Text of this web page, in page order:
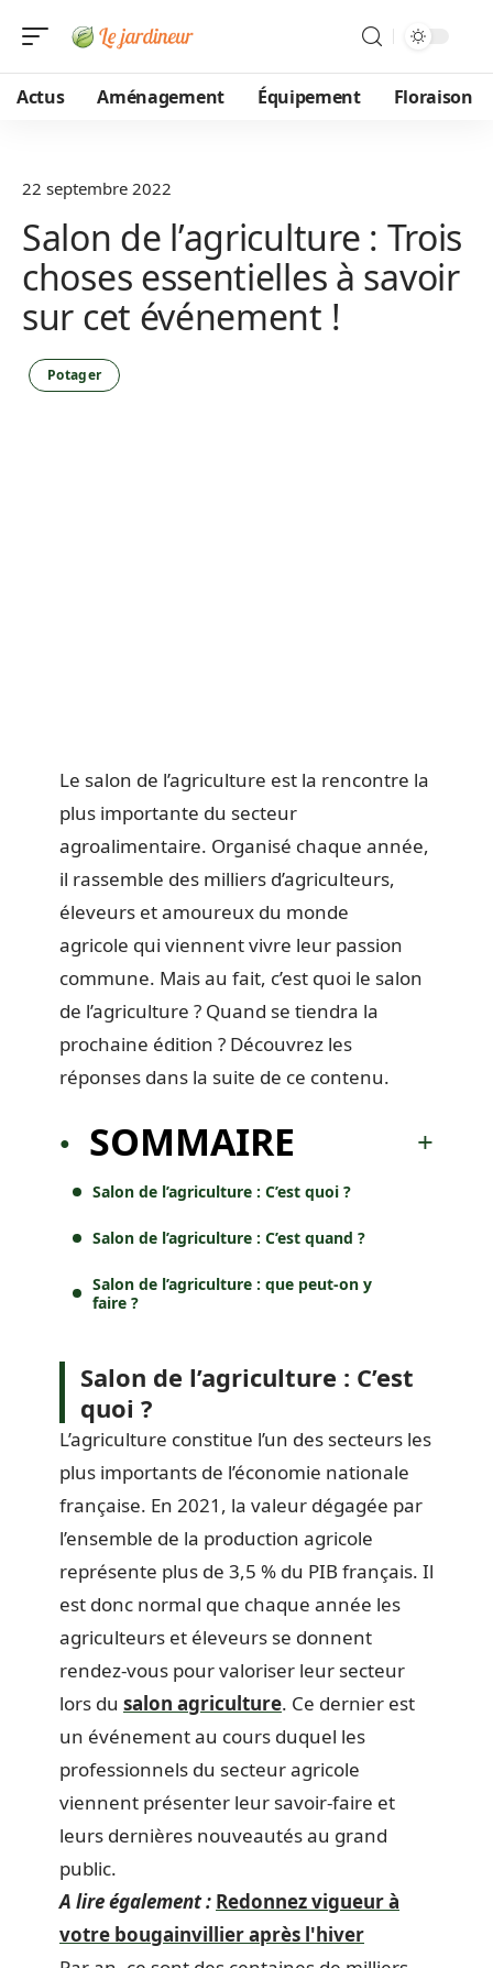
Actus Aménagement Équipement Floraison
22 septembre 2022
Salon de l’agriculture : Trois
choses essentielles à savoir
sur cet événement !
Potager
Le salon de l’agriculture est la rencontre la
plus importante du secteur
agroalimentaire. Organisé chaque année,
il rassemble des milliers d’agriculteurs,
éleveurs et amoureux du monde
agricole qui viennent vivre leur passion
commune. Mais au fait, c’est quoi le salon
de l’agriculture ? Quand se tiendra la
prochaine édition ? Découvrez les
réponses dans la suite de ce contenu.
SOMMAIRE
Salon de l’agriculture : C’est quoi ?
Salon de l’agriculture : C’est quand ?
Salon de l’agriculture : que peut-on y
faire ?
Salon de l’agriculture : C’est
quoi ?
L’agriculture constitue l’un des secteurs les
plus importants de l’économie nationale
française. En 2021, la valeur dégagée par
l’ensemble de la production agricole
représente plus de 3,5 % du PIB français. Il
est donc normal que chaque année les
agriculteurs et éleveurs se donnent
rendez-vous pour valoriser leur secteur
lors du salon agriculture. Ce dernier est
un événement au cours duquel les
professionnels du secteur agricole
viennent présenter leur savoir-faire et
leurs dernières nouveautés au grand
public.
A lire également : Redonnez vigueur à
votre bougainvillier après l'hiver